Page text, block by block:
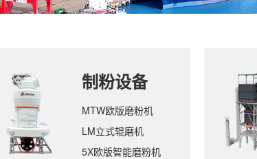
制粉设备
MTW欧版磨粉机
LM立式辊磨机
5X欧版智能磨粉机